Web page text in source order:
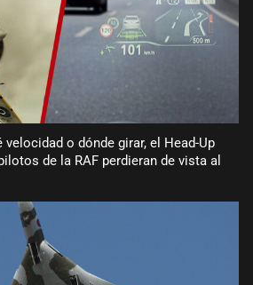
o dónde girar, el Head-Up
de la RAF perdieran de vista al